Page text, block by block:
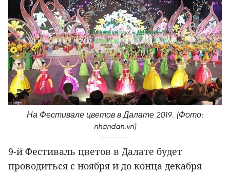
На Фестивале цветов в Далате 2019. (Фото:
nhandan.vn)
9-й Фестиваль цветов в Далате будет
проводиться с ноября и до конца декабря